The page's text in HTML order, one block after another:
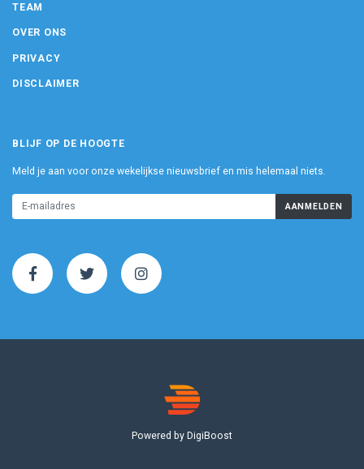
TEAM
OVER ONS
PRIVACY
DISCLAIMER
BLIJF OP DE HOOGTE
Meld je aan voor onze wekelijkse nieuwsbrief en mis helemaal niets.
AANMELDEN
Powered by DigiBoost